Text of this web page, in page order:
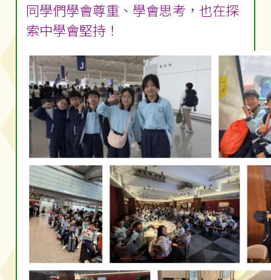
同學們學會尊重、學會思考，也在探
索中學會堅持！